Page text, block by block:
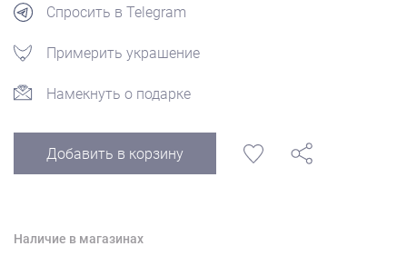
Спросить в Telegram
Примерить украшение
Намекнуть о подарке
Добавить в корзину
Наличие в магазинах